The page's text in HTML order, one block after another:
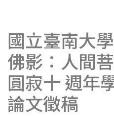
國立臺南大
佛影：人間
圓寂十 週年
論文徵稿